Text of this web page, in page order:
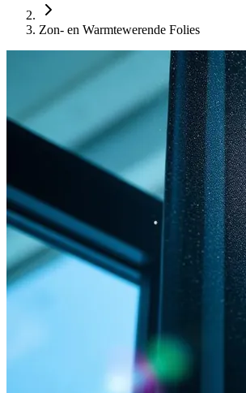
Zon- en Warmtewerende Folies